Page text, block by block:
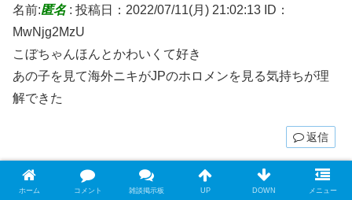
名前:匿名: 投稿日：2022/07/11(月) 21:02:13 ID：
MwNjg2MzU
こぼちゃんほんとかわいくて好き
あの子を見て海外ニキがJPのホロメンを見る気持ちが理
解できた
返信
名前: 投稿日：2022/07/11(月) 21:12:23 ID：
ホーム コメント 雑談掲示板 UP DOWN メニュー